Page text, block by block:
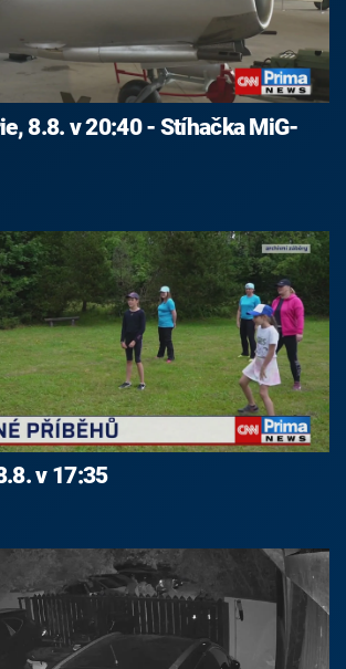
8.8. v 20:40 - Stíhačka MiG-
v 17:35